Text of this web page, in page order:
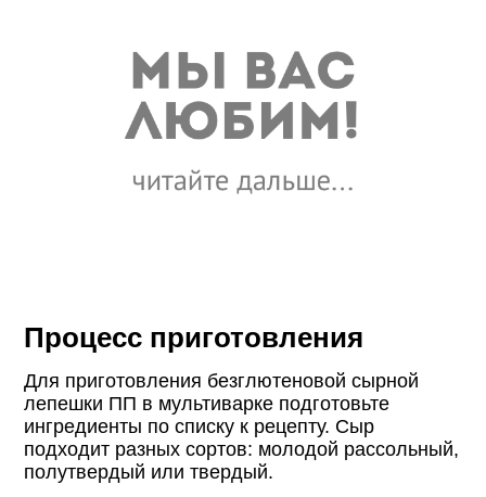
Процесс приготовления
Для приготовления безглютеновой сырной
лепешки ПП в мультиварке подготовьте
ингредиенты по списку к рецепту. Сыр
подходит разных сортов: молодой рассольный,
полутвердый или твердый.